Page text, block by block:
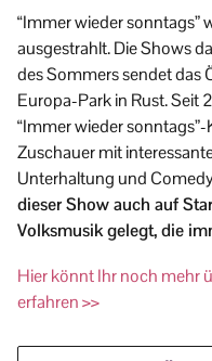
“Immer wieder sonntags”
ausgestrahlt. Die Shows
des Sommers sendet das
Europa-Park in Rust. Seit
“Immer wieder
Zuschauer mit
Unterhaltung und
dieser Show auch auf
Volksmusik gelegt, die
Hier könnt Ihr noch mehr
erfahren >>